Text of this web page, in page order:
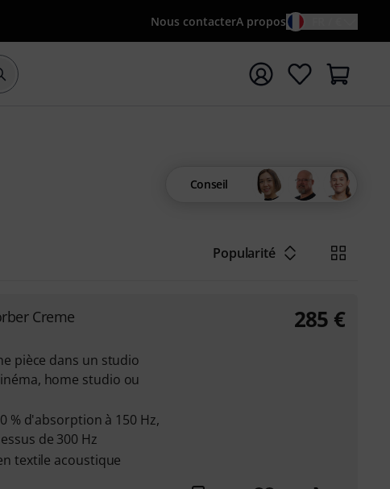
Nous contacterA propos
la recherche avec le terme de recherche
Conseil
Popularité
Creme
pièce dans un studio
home studio ou
% d'absorption à 150 Hz,
de 300 Hz
textile acoustique
285 €